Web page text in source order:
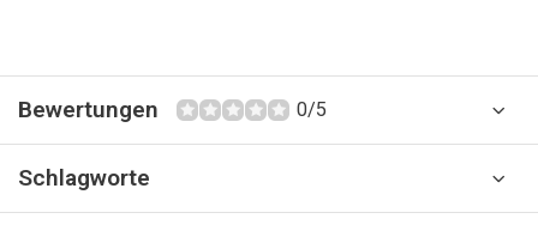
Bewertungen 0/5
Schlagworte